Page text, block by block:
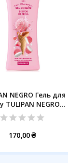
NEGRO Гель для
TULIPAN NEGRO
YUMMY...
170,00 ₴